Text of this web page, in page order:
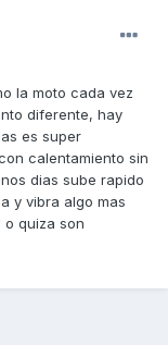
la moto cada vez
diferente, hay
es super
calentamiento sin
dias sube rapido
y vibra algo mas
o quiza son